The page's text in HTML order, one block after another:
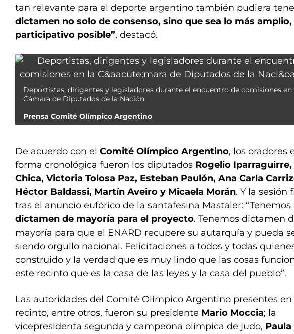
tan relevante para el deporte argentino también pudiera
dictamen no solo de consenso, sino que sea lo más
participativo posible”, destacó.
Deportistas, dirigentes y legisladores durante el encuentro de comisiones en
Cámara de Diputados de la Nación.
Prensa Comité Olímpico Argentino
De acuerdo con el Comité Olímpico Argentino, los oradores
forma cronológica fueron los diputados Rogelio
Chica, Victoria Tolosa Paz, Esteban Paulón, Ana Carla
Héctor Baldassi, Martín Aveiro y Micaela Morán. Y la sesión
tras el anuncio eufórico de la santafesina Mastaler: “Tenemos
dictamen de mayoría para el proyecto. Tenemos dictamen
mayoría para que el ENARD recupere su autarquía y pueda
siendo orgullo nacional. Felicitaciones a todos y todas
construido y la verdad que es muy lindo que las cosas
este recinto que es la casa de las leyes y la casa del pueblo”.
Las autoridades del Comité Olímpico Argentino presentes en
recinto, entre otros, fueron su presidente Mario Moccia; la
vicepresidenta segunda y campeona olímpica de judo,